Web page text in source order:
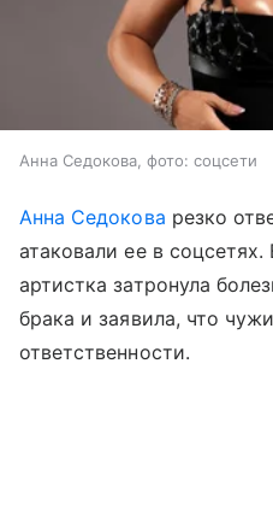
Анна Седокова, фото: соцсети
Анна Седокова резко
атаковали ее в
артистка затронула
брака и заявила, что
ответственности.